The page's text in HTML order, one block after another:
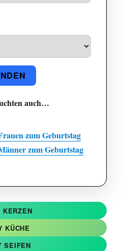
auch…
zum Geburtstag
zum Geburtstag
KERZEN
KÜCHE
SEIFEN